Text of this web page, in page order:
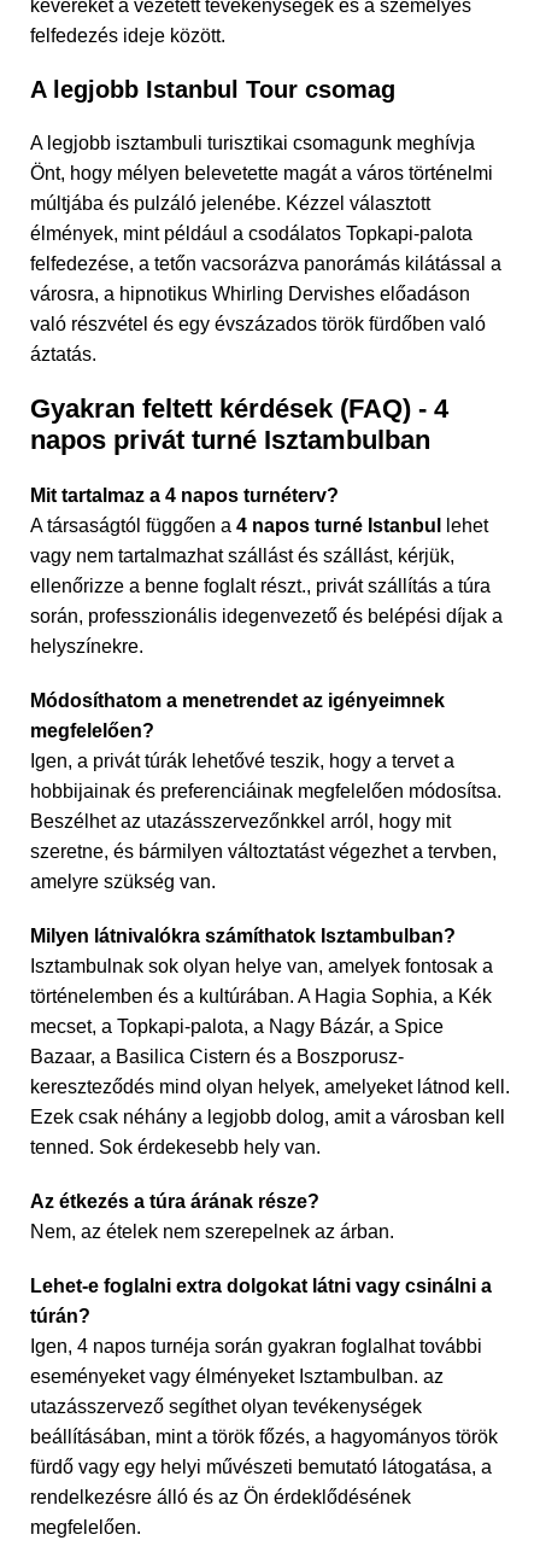
keveréket a vezetett tevékenységek és a személyes
felfedezés ideje között.
A legjobb Istanbul Tour csomag
A legjobb isztambuli turisztikai csomagunk meghívja
Önt, hogy mélyen belevetette magát a város történelmi
múltjába és pulzáló jelenébe. Kézzel választott
élmények, mint például a csodálatos Topkapi-palota
felfedezése, a tetőn vacsorázva panorámás kilátással a
városra, a hipnotikus Whirling Dervishes előadáson
való részvétel és egy évszázados török fürdőben való
áztatás.
Gyakran feltett kérdések (FAQ) - 4
napos privát turné Isztambulban
Mit tartalmaz a 4 napos turnéterv?
A társaságtól függően a 4 napos turné Istanbul
lehet
vagy nem tartalmazhat szállást és szállást, kérjük,
ellenőrizze a benne foglalt részt., privát szállítás a túra
során, professzionális idegenvezető és belépési díjak a
helyszínekre.
Módosíthatom a menetrendet az igényeimnek
megfelelően?
Igen, a privát túrák lehetővé teszik, hogy a tervet a
hobbijainak és preferenciáinak megfelelően módosítsa.
Beszélhet az utazásszervezőnkkel arról, hogy mit
szeretne, és bármilyen változtatást végezhet a tervben,
amelyre szükség van.
Milyen látnivalókra számíthatok Isztambulban?
Isztambulnak sok olyan helye van, amelyek fontosak a
történelemben és a kultúrában. A Hagia Sophia, a Kék
mecset, a Topkapi-palota, a Nagy Bázár, a Spice
Bazaar, a Basilica Cistern és a Boszporusz-
kereszteződés mind olyan helyek, amelyeket látnod kell.
Ezek csak néhány a legjobb dolog, amit a városban kell
tenned. Sok érdekesebb hely van.
Az étkezés a túra árának része?
Nem, az ételek nem szerepelnek az árban.
Lehet-e foglalni extra dolgokat látni vagy csinálni a
túrán?
Igen, 4 napos turnéja során gyakran foglalhat további
eseményeket vagy élményeket Isztambulban. az
utazásszervező segíthet olyan tevékenységek
beállításában, mint a török főzés, a hagyományos török
fürdő vagy egy helyi művészeti bemutató látogatása, a
rendelkezésre álló és az Ön érdeklődésének
megfelelően.